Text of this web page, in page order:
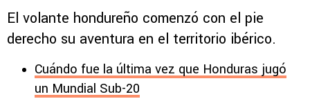
El volante hondureño comenzó con el pie
derecho su aventura en el territorio ibérico.
Cuándo fue la última vez que Honduras jugó
un Mundial Sub-20